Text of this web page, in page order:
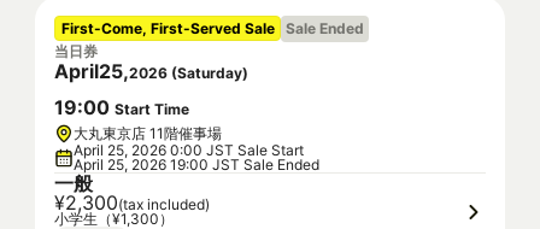
First-Come, First-Served Sale Sale Ended
当日券
April25,2026 (Saturday)
19:00 Start Time
大丸東京店 11階催事場
April 25, 2026 0:00 JST Sale Start
April 25, 2026 19:00 JST Sale Ended
一般
¥2,300(tax included)
小学生（¥1,300）